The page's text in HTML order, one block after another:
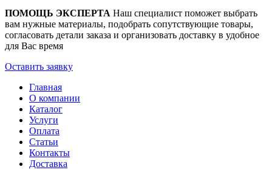
ПОМОЩЬ ЭКСПЕРТА Наш специалист поможет выбрать
вам нужные материалы, подобрать сопутствующие товары,
согласовать детали заказа и организовать доставку в удобное
для Вас время
Оставить заявку
Главная
О компании
Каталог
Услуги
Оплата
Статьи
Контакты
Доставка